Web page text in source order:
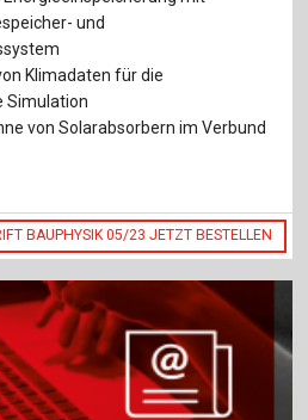
und
Klimadaten für die
Simulation
von Solarabsorbern im Verbund
BAUPHYSIK 05/23 JETZT BESTELLEN